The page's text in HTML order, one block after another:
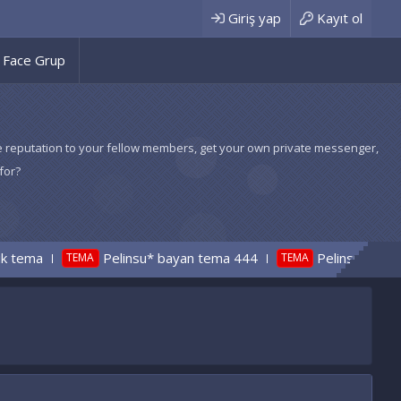
Giriş yap Kayıt ol
Face Grup
to your fellow members, get your own private messenger,
bayan tema 444 TEMA Pelinsu*nostaljik radyo tema